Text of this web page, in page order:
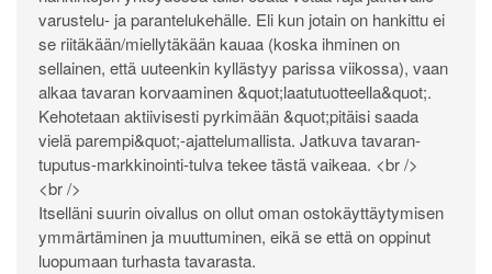
varustelu- ja parantelukehälle. Eli kun jotain on hankittu ei
se riitäkään/miellytäkään kauaa (koska ihminen on
sellainen, että uuteenkin kyllästyy parissa viikossa), vaan
alkaa tavaran korvaaminen &quot;laatutuotteella&quot;.
Kehotetaan aktiivisesti pyrkimään &quot;pitäisi saada
vielä parempi&quot;-ajattelumallista. Jatkuva tavaran-
tuputus-markkinointi-tulva tekee tästä vaikeaa. <br />
<br />
Itselläni suurin oivallus on ollut oman ostokäyttäytymisen
ymmärtäminen ja muuttuminen, eikä se että on oppinut
luopumaan turhasta tavarasta.